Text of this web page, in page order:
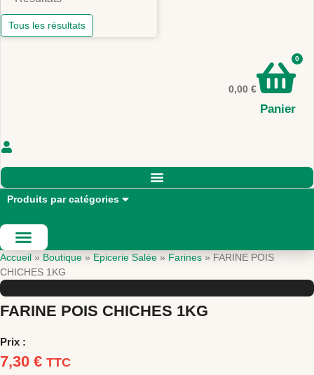
Tous les résultats
0,00 €
0
Panier
Produits par catégories
Accueil » Boutique » Epicerie Salée » Farines » FARINE POIS
CHICHES 1KG
FARINE POIS CHICHES 1KG
Prix :
7,30 € TTC